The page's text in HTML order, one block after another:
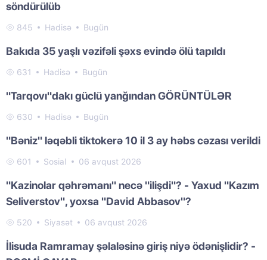
söndürülüb
845 Hadisə Bugün
Bakıda 35 yaşlı vəzifəli şəxs evində ölü tapıldı
631 Hadisə Bugün
"Tarqovı"dakı güclü yanğından GÖRÜNTÜLƏR
630 Hadisə Bugün
"Bəniz" ləqəbli tiktokerə 10 il 3 ay həbs cəzası verildi
601 Sosial 06 avqust 2026
"Kazinolar qəhrəmanı" necə "ilişdi"? - Yaxud "Kazım
Seliverstov", yoxsa "David Abbasov"?
520 Siyasət 06 avqust 2026
İlisuda Ramramay şəlaləsinə giriş niyə ödənişlidir? -